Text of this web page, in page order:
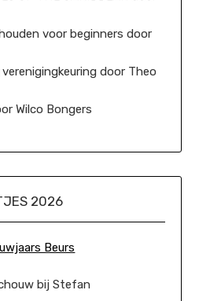
voor beginners door
door Theo
Wilco Bongers
2026
Beurs
bij Stefan